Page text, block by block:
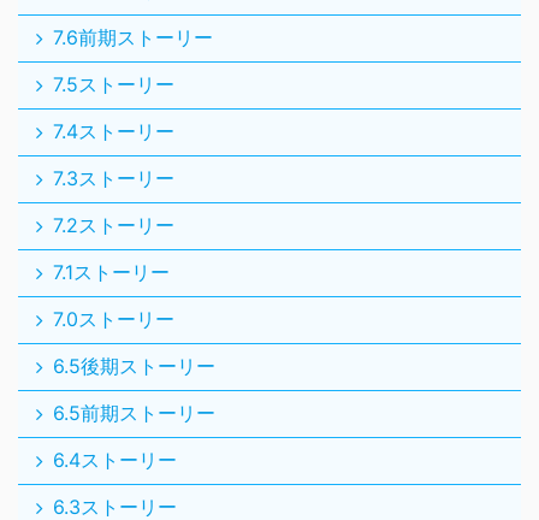
7.6前期ストーリー
7.5ストーリー
7.4ストーリー
7.3ストーリー
7.2ストーリー
7.1ストーリー
7.0ストーリー
6.5後期ストーリー
6.5前期ストーリー
6.4ストーリー
6.3ストーリー